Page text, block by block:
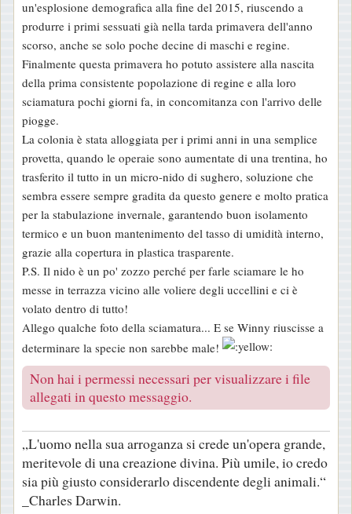
i
o
un'esplosione demografica alla fine del 2015, riuscendo a
produrre i primi sessuati già nella tarda primavera dell'anno
scorso, anche se solo poche decine di maschi e regine.
Finalmente questa primavera ho potuto assistere alla nascita
della prima consistente popolazione di regine e alla loro
sciamatura pochi giorni fa, in concomitanza con l'arrivo delle
piogge.
La colonia è stata alloggiata per i primi anni in una semplice
provetta, quando le operaie sono aumentate di una trentina, ho
trasferito il tutto in un micro-nido di sughero, soluzione che
sembra essere sempre gradita da questo genere e molto pratica
per la stabulazione invernale, garantendo buon isolamento
termico e un buon mantenimento del tasso di umidità interno,
grazie alla copertura in plastica trasparente.
P.S. Il nido è un po' zozzo perché per farle sciamare le ho
messe in terrazza vicino alle voliere degli uccellini e ci è
volato dentro di tutto!
Allego qualche foto della sciamatura... E se Winny riuscisse a
determinare la specie non sarebbe male!
Non hai i permessi necessari per visualizzare i file
allegati in questo messaggio.
„L'uomo nella sua arroganza si crede un'opera grande,
meritevole di una creazione divina. Più umile, io credo
sia più giusto considerarlo discendente degli animali.“
_Charles Darwin.